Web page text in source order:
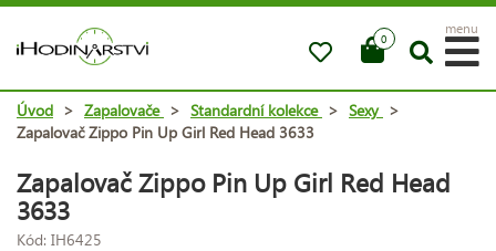
0
menu
Úvod > Zapalovače > Standardní kolekce > Sexy >
Zapalovač Zippo Pin Up Girl Red Head 3633
Zapalovač Zippo Pin Up Girl Red Head
3633
Kód: IH6425